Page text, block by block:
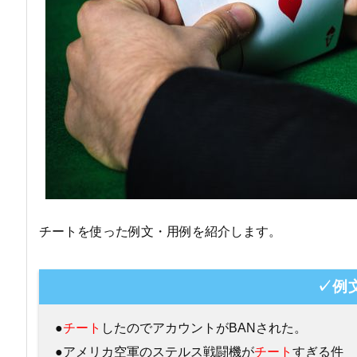
チートを使った例文・用例を紹介します。
✓例
●チート したのでアカウントがBANされた。
●アメリカ空軍のステルス戦闘機がチート すぎる件